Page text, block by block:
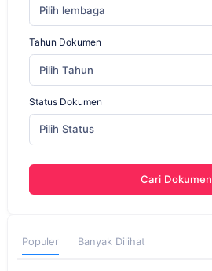
Pilih lembaga
Tahun Dokumen
Pilih Tahun
Status Dokumen
Pilih Status
Cari Dokumen
Populer Banyak Dilihat